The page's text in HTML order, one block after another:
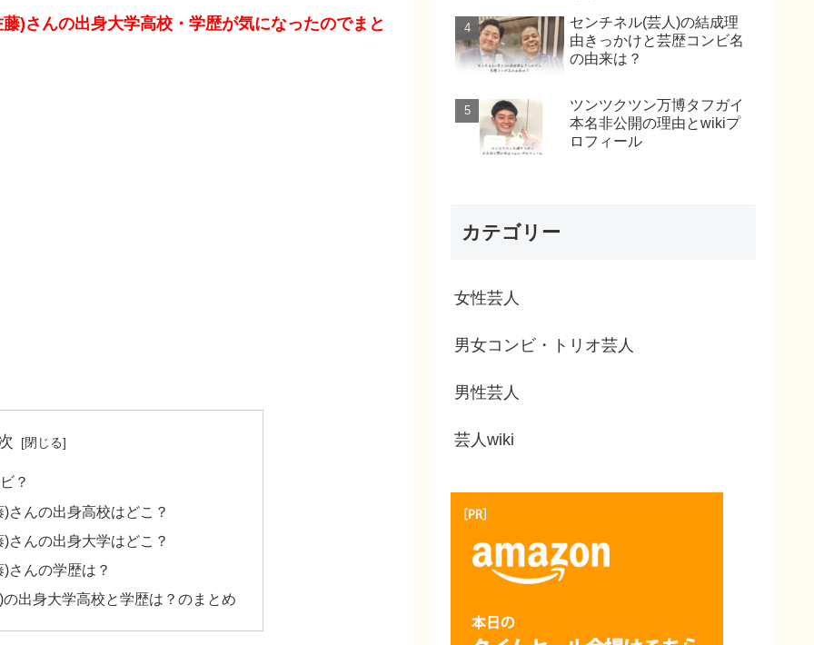
)さんの出身大学高校・学歴が気になったのでまと
？
さんの出身高校はどこ？
さんの出身大学はどこ？
さんの学歴は？
出身大学高校と学歴は？のまとめ
センチネル(芸人)の結成理
由きっかけと芸歴コンビ名
の由来は？
ツンツクツン万博タフガイ
本名非公開の理由とwikiプ
ロフィール
カテゴリー
女性芸人
男女コンビ・トリオ芸人
男性芸人
芸人wiki